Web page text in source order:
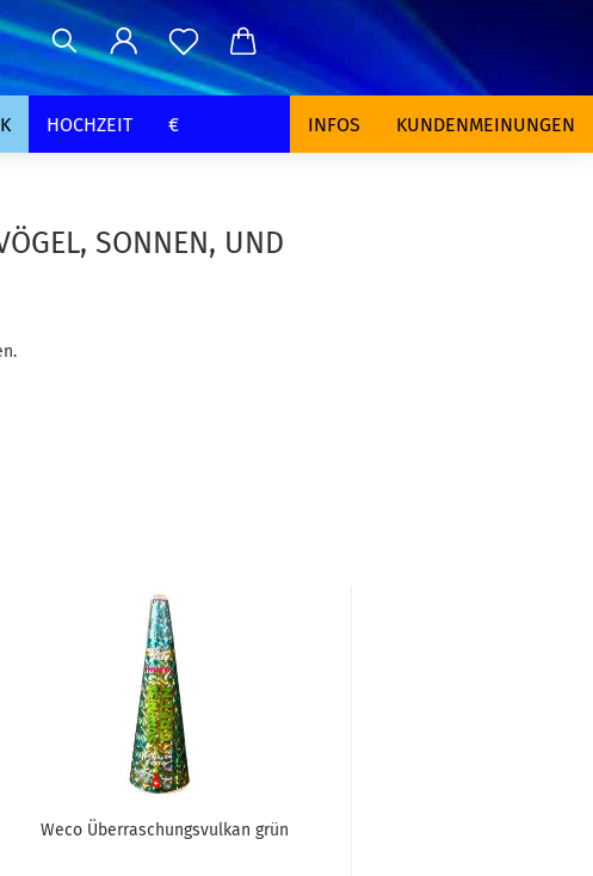
HOCHZEIT € INFOS KUNDENMEINUNGEN
SONNEN, UND
Weco Überraschungsvulkan grün